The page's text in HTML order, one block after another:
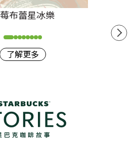
布蕾星冰樂
了解更多